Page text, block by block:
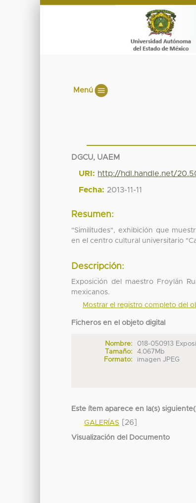
Menú
DGCU, UAEM
URI: http://hdl.handle.net/
Fecha: 2013-11-11
Resumen:
"Similitudes", exhibición que
en el centro cultural universitario
Descripción:
Exposición del maestro Froylán
mexicanos.
Mostrar el registro completo del
Ficheros en el objeto digital
Nombre:
018-050913
Tamaño:
4.067Mb
Formato:
imagen JPEG
Este ítem aparece en la(s)
GALERÍAS [26]
Visualización del Documento